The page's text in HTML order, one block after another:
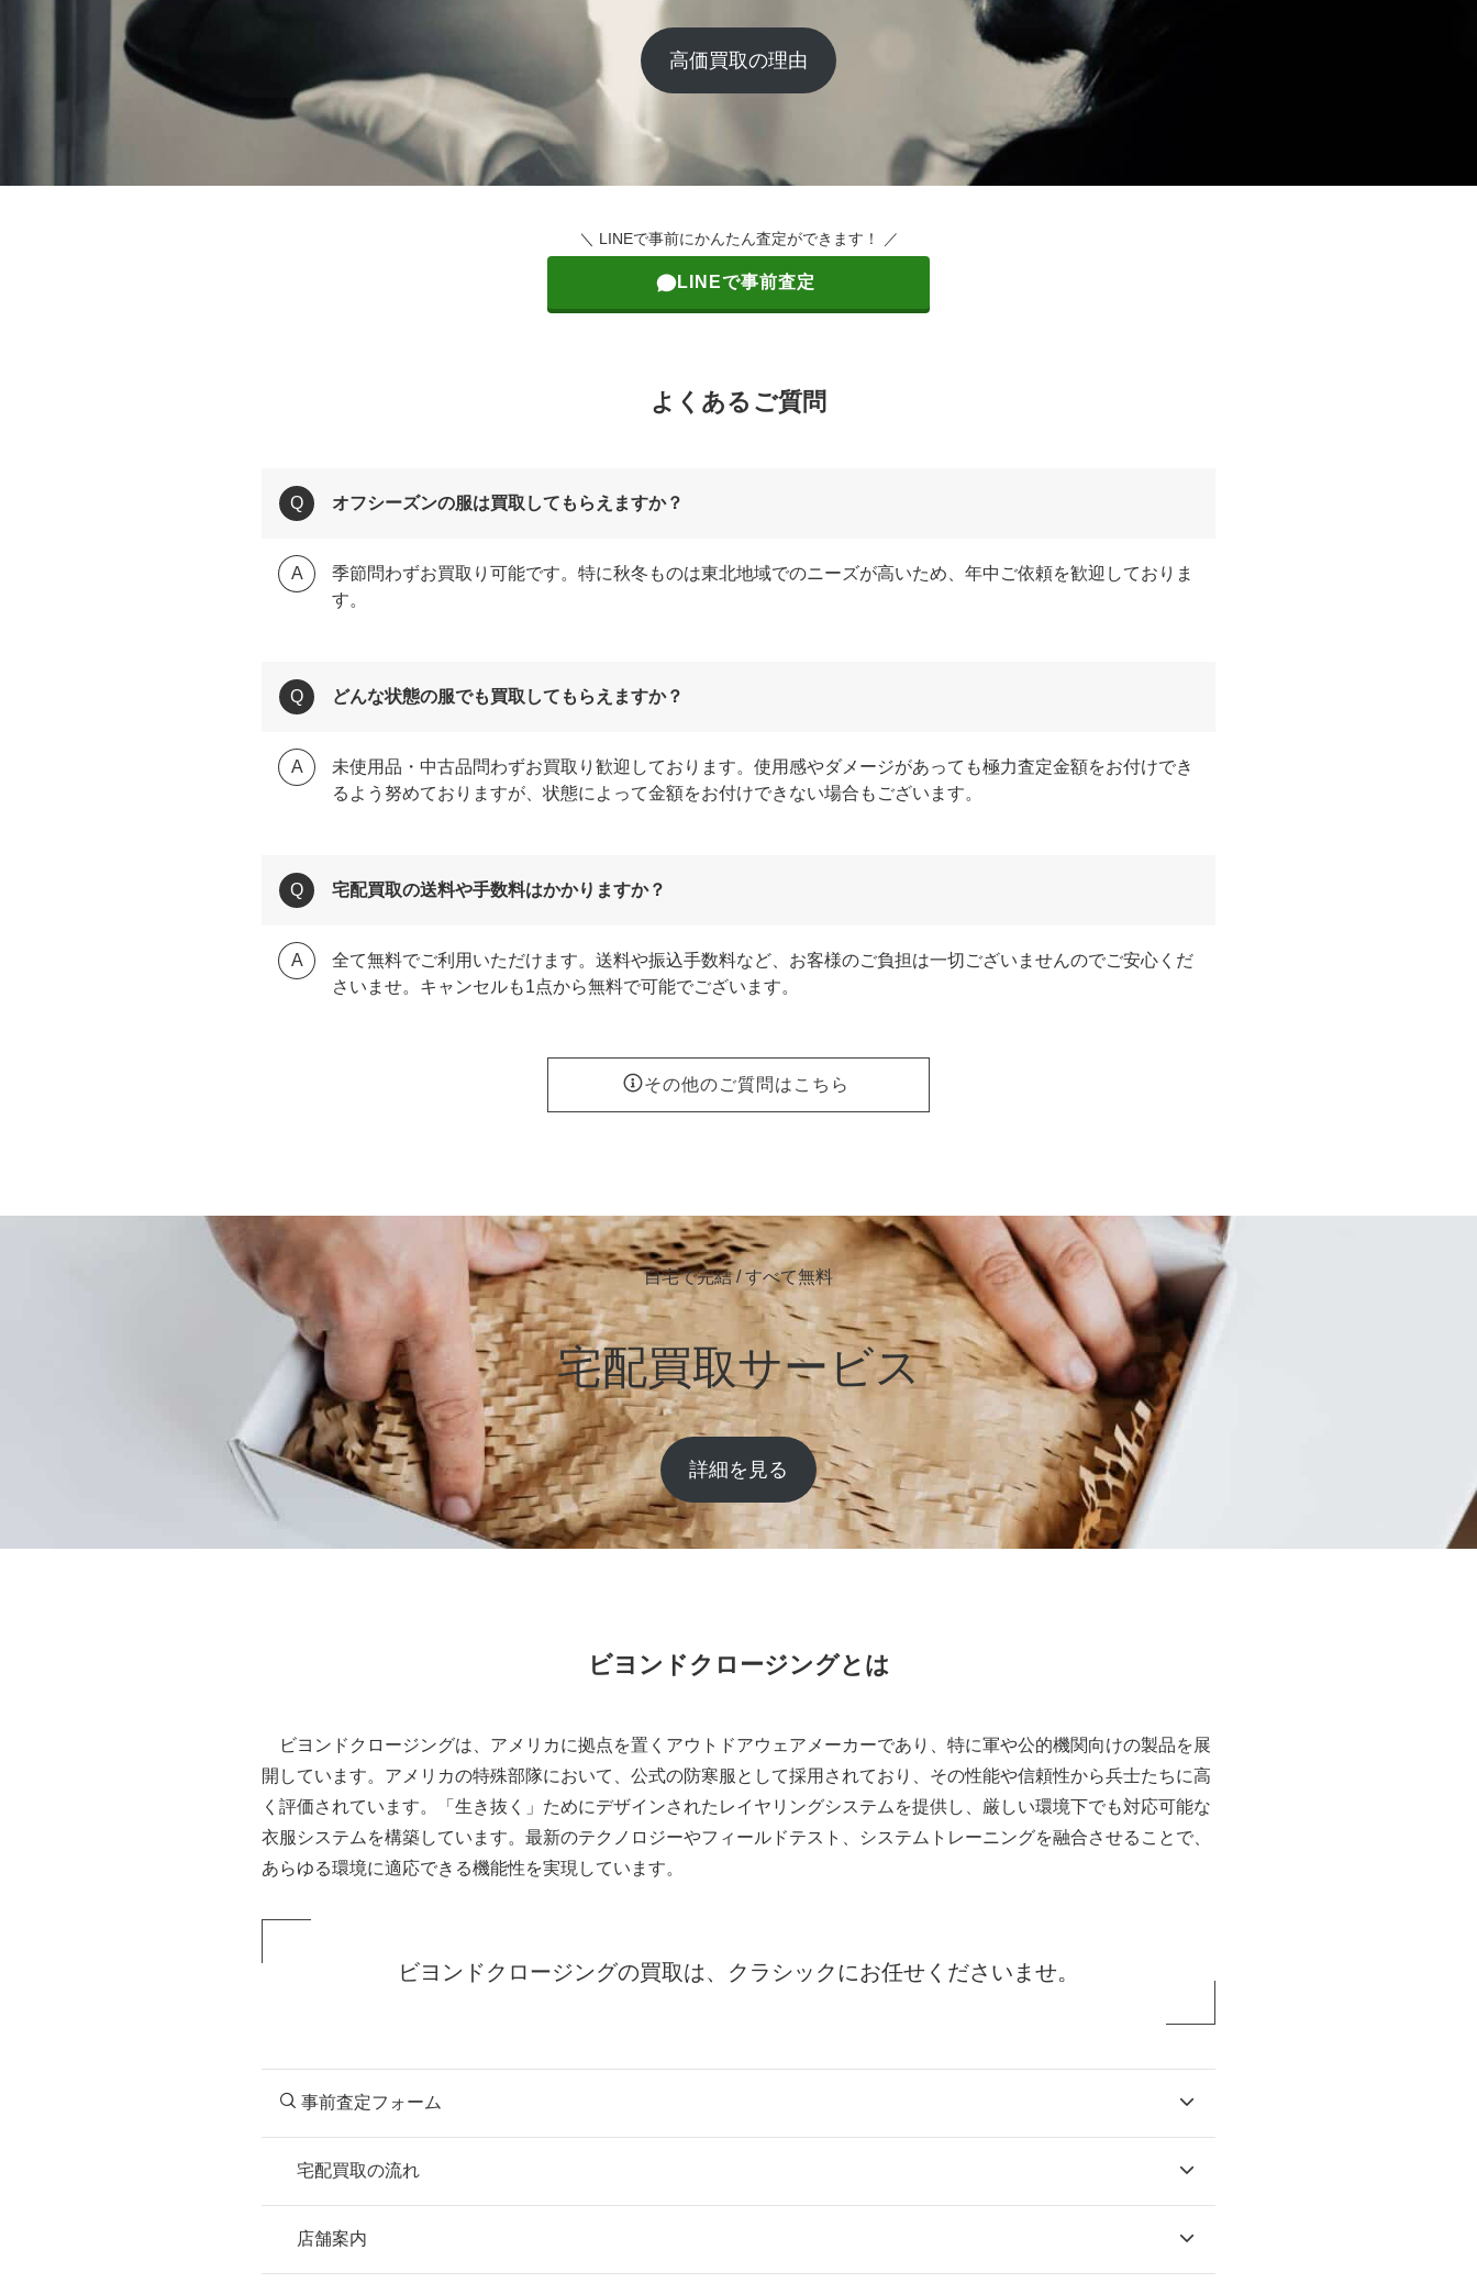
高価買取の理由
＼ LINEで事前にかんたん査定ができます！ ／
LINEで事前査定
よくあるご質問
オフシーズンの服は買取してもらえますか？
季節問わずお買取り可能です。特に秋冬ものは東北地域でのニーズが高いため、年中ご依頼を歓迎しておりま
す。
どんな状態の服でも買取してもらえますか？
未使用品・中古品問わずお買取り歓迎しております。使用感やダメージがあっても極力査定金額をお付けでき
るよう努めておりますが、状態によって金額をお付けできない場合もございます。
宅配買取の送料や手数料はかかりますか？
全て無料でご利用いただけます。送料や振込手数料など、お客様のご負担は一切ございませんのでご安心くだ
さいませ。キャンセルも1点から無料で可能でございます。
その他のご質問はこちら
自宅で完結 / すべて無料
宅配買取サービス
詳細を見る
ビヨンドクロージングとは
ビヨンドクロージングは、アメリカに拠点を置くアウトドアウェアメーカーであり、特に軍や公的機関向けの製品を展
開しています。アメリカの特殊部隊において、公式の防寒服として採用されており、その性能や信頼性から兵士たちに高
く評価されています。「生き抜く」ためにデザインされたレイヤリングシステムを提供し、厳しい環境下でも対応可能な
衣服システムを構築しています。最新のテクノロジーやフィールドテスト、システムトレーニングを融合させることで、
あらゆる環境に適応できる機能性を実現しています。
ビヨンドクロージングの買取は、クラシックにお任せくださいませ。
事前査定フォーム
宅配買取の流れ
お申込み
店舗案内